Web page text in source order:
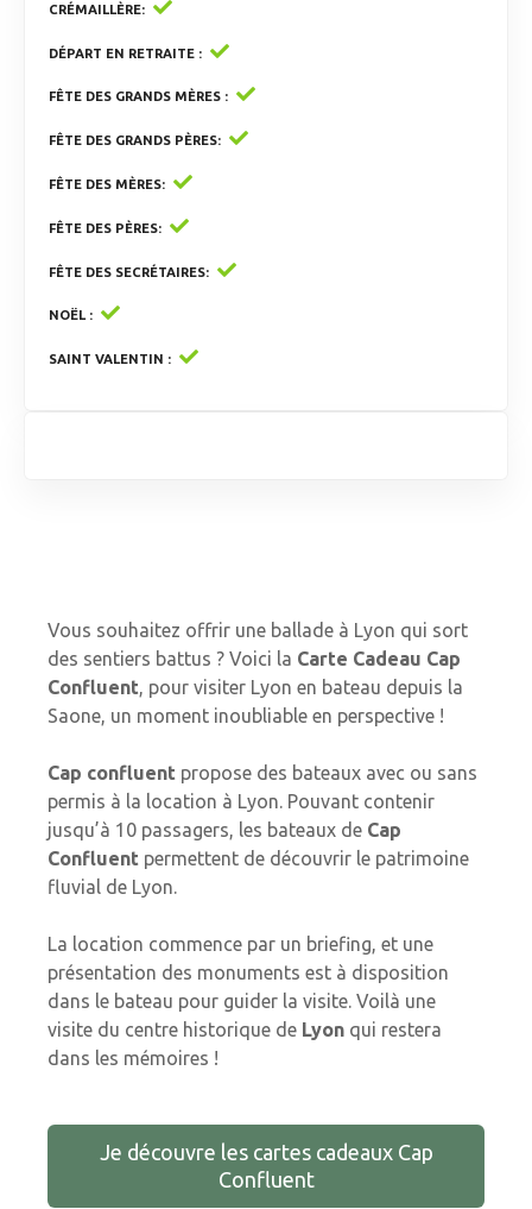
CRÉMAILLÈRE
DÉPART EN RETRAITE
FÊTE DES GRANDS MÈRES
FÊTE DES GRANDS PÈRES
FÊTE DES MÈRES
FÊTE DES PÈRES
FÊTE DES SECRÉTAIRES
NOËL
SAINT VALENTIN
Vous souhaitez offrir une ballade à Lyon qui sort
des sentiers battus ? Voici la Carte Cadeau Cap
Confluent, pour visiter Lyon en bateau depuis la
Saone, un moment inoubliable en perspective !
Cap confluent propose des bateaux avec ou sans
permis à la location à Lyon. Pouvant contenir
jusqu’à 10 passagers, les bateaux de Cap
Confluent permettent de découvrir le patrimoine
fluvial de Lyon.
La location commence par un briefing, et une
présentation des monuments est à disposition
dans le bateau pour guider la visite. Voilà une
visite du centre historique de Lyon qui restera
dans les mémoires !
Je découvre les cartes cadeaux Cap
Confluent